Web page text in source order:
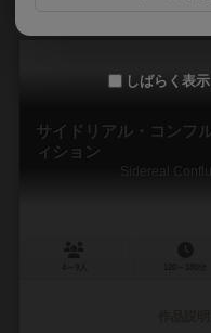
サイドリアル・コンフ
ィション
Sidereal
しばらく表